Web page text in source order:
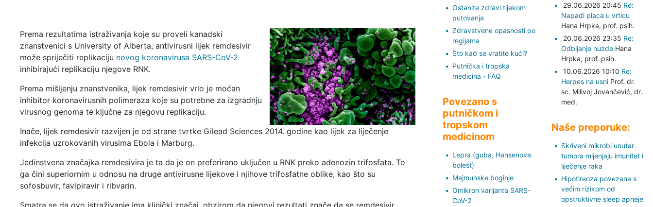
Prema rezultatima istraživanja koje su proveli kanadski
znanstvenici s University of Alberta, antivirusni lijek remdesivir
može spriječiti replikaciju novog koronavirusa SARS-CoV-2
inhibirajući replikaciju njegove RNK.
Prema mišljenju znanstvenika, lijek remdesivir vrlo je moćan
inhibitor koronavirusnih polimeraza koje su potrebne za izgradnju
virusnog genoma te ključne za njegovu replikaciju.
Inače, lijek remdesivir razvijen je od strane tvrtke Gilead Sciences 2014. godine kao lijek za liječenje
infekcija uzrokovanih virusima Ebola i Marburg.
Jedinstvena značajka remdesivira je ta da je on preferirano uključen u RNK preko adenozin trifosfata. To
ga čini superiornim u odnosu na druge antivirusne lijekove i njihove trifosfatne oblike, kao što su
sofosbuvir, favipiravir i ribvarin.
Smatra se da ovo istraživanje ima klinički značaj, obzirom da njegovi rezultati znače da se remdesivir
Ostanite zdravi tijekom
putovanja
Zdravstvene opasnosti po
regijama
Što kad se vratite kući?
Putnička i tropska
medicina - FAQ
Povezano s
putničkom i
tropskom
medicinom
Lepra (guba, Hansenova
bolest)
Majmunske boginje
Omikron varijanta SARS-
CoV-2
29.06.2026 20:45 Re:
Napadi placa u vrticu
Hana Hrpka, prof. psih.
20.06.2026 23:35 Re:
Odbijanje nuzde Hana
Hrpka, prof. psih.
10.06.2026 10:10 Re:
Herpes na usni Prof. dr.
sc. Milivoj Jovančević, dr.
med.
Naše preporuke:
Skriveni mikrobi unutar
tumora mijenjaju imunitet i
liječenje raka
Hipotireoza povezana s
većim rizikom od
opstruktivne sleep apneje